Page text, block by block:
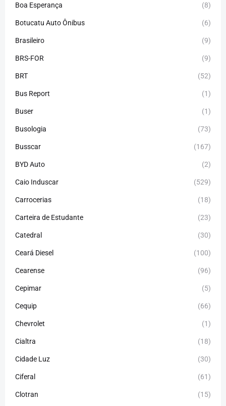
Boa Esperança (8)
Botucatu Auto Ônibus (6)
Brasileiro (9)
BRS-FOR (9)
BRT (52)
Bus Report (1)
Buser (1)
Busologia (73)
Busscar (167)
BYD Auto (2)
Caio Induscar (529)
Carrocerias (18)
Carteira de Estudante (23)
Catedral (30)
Ceará Diesel (100)
Cearense (96)
Cepimar (5)
Cequip (66)
Chevrolet (1)
Cialtra (18)
Cidade Luz (30)
Ciferal (61)
Clotran (15)